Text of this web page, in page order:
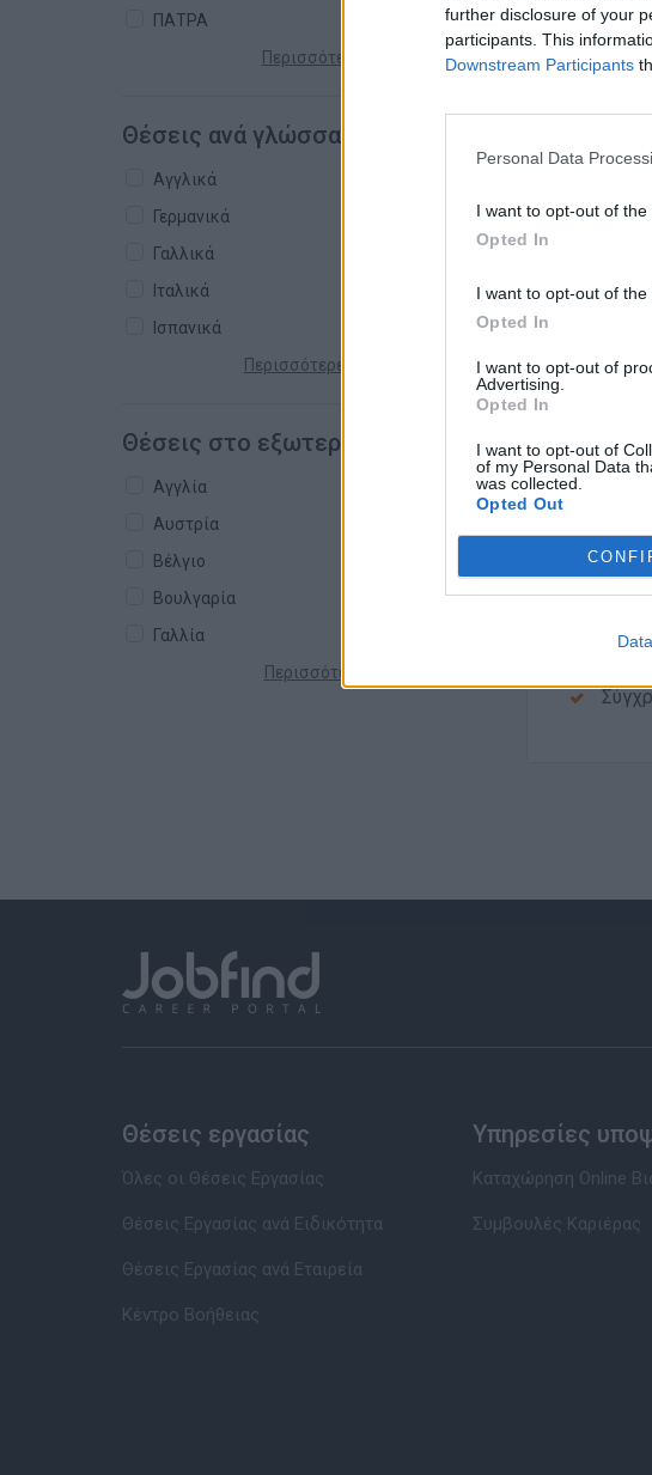
further disclosure of your
participants. This
Downstream Participants
Personal Data
I want to opt-out of the
Opted In
I want to opt-out of the
Opted In
I want to opt-out of
Advertising.
Opted In
I want to opt-out of
of my Personal Data
was collected.
Opted Out
ΠΑΤΡΑ
Περισσότερες πόλεις +
Θέσεις ανά γλώσσα
Αγγλικά
Γερμανικά
Γαλλικά
Ιταλικά
Ισπανικά
Περισσότερες γλώσσες +
Θέσεις στο εξωτερικό
Αγγλία
Αυστρία
Βέλγιο
Βουλγαρία
Γαλλία
Περισσότερες χώρες +
Θέσεις εργασίας
Όλες οι Θέσεις Εργασίας
Θέσεις Εργασίας ανά Ειδικότητα
Θέσεις Εργασίας ανά Εταιρεία
Κέντρο Βοήθειας
Υπηρεσίες
Καταχώρηση Online
Συμβουλές Καριέρας